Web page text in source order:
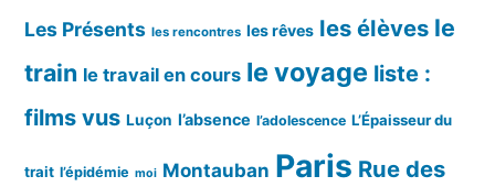
Les Présents les rencontres les rêves les élèves le
train le travail en cours le voyage liste :
films vus Luçon l’absence l’adolescence L’Épaisseur du
trait l’épidémie moi Montauban Paris Rue des